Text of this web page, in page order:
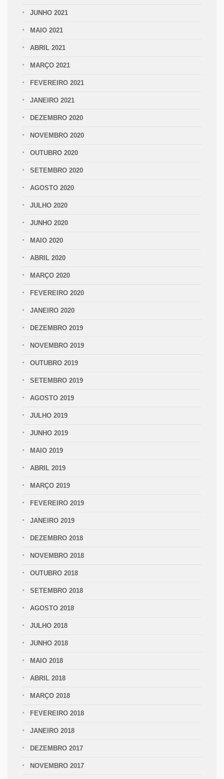
JUNHO 2021
MAIO 2021
ABRIL 2021
MARÇO 2021
FEVEREIRO 2021
JANEIRO 2021
DEZEMBRO 2020
NOVEMBRO 2020
OUTUBRO 2020
SETEMBRO 2020
AGOSTO 2020
JULHO 2020
JUNHO 2020
MAIO 2020
ABRIL 2020
MARÇO 2020
FEVEREIRO 2020
JANEIRO 2020
DEZEMBRO 2019
NOVEMBRO 2019
OUTUBRO 2019
SETEMBRO 2019
AGOSTO 2019
JULHO 2019
JUNHO 2019
MAIO 2019
ABRIL 2019
MARÇO 2019
FEVEREIRO 2019
JANEIRO 2019
DEZEMBRO 2018
NOVEMBRO 2018
OUTUBRO 2018
SETEMBRO 2018
AGOSTO 2018
JULHO 2018
JUNHO 2018
MAIO 2018
ABRIL 2018
MARÇO 2018
FEVEREIRO 2018
JANEIRO 2018
DEZEMBRO 2017
NOVEMBRO 2017